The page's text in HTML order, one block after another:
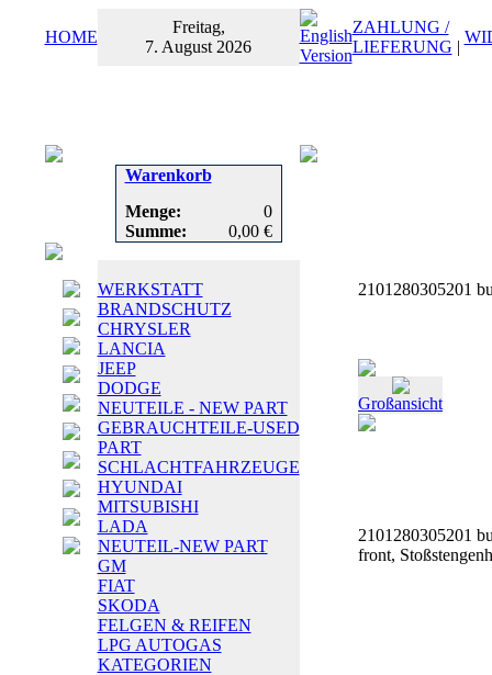
HOME
Freitag,
7. August 2026
ZAHLUNG /
LIEFERUNG |
Warenkorb
Menge:
0
Summe:
0,00 €
WERKSTATT
BRANDSCHUTZ
CHRYSLER
LANCIA
JEEP
DODGE
NEUTEILE - NEW PART
GEBRAUCHTEILE-USED
PART
SCHLACHTFAHRZEUGE
HYUNDAI
MITSUBISHI
LADA
NEUTEIL-NEW PART
GM
FIAT
SKODA
FELGEN & REIFEN
LPG AUTOGAS
KATEGORIEN
2101280305201
Großansicht
2101280305201
front,